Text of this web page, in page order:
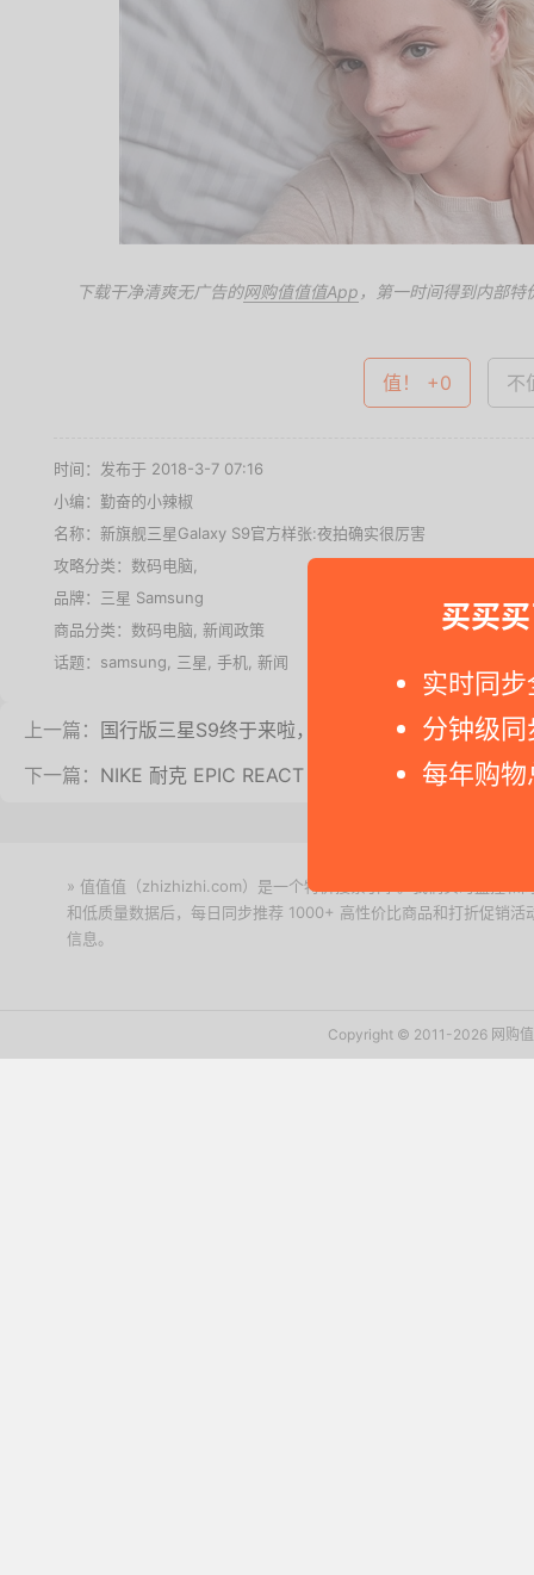
买买
实时同
分钟级
每年购
下载干净清爽无广告的网购值值值App ，第一时间得到内部特
值！ +0 不
时间：发布于 2018-3-7 07:16
小编：勤奋的小辣椒
名称： 新旗舰三星Galaxy S9官方样张:夜拍确实很厉害
攻略分类： 数码电脑
品牌： 三星 Samsung
商品分类： 数码电脑 新闻政策
话题： samsung 三星 手机 新闻
上一篇： 国行版三星S9终于来啦，5799元起售
下一篇： NIKE 耐克 EPIC REACT FLYKNIT 跑鞋上脚体验
» 值值值（zhizhizhi.com）是一个特价搜索引擎。我们实时监控和
和低质量数据后，每日同步推荐 1000+ 高性价比商品和打折促销
信息。
Copyright © 2011-2026 网购